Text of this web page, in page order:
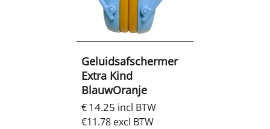
Geluidsafschermer
Extra Kind
BlauwOranje
€14.25 incl BTW
€11.78 excl BTW